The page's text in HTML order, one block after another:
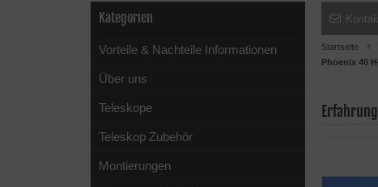
Startseite
Phoenix 40
Kategorien
Vorteile & Nachteile Informationen
Über uns
Teleskope
Teleskop Zubehör
Montierungen